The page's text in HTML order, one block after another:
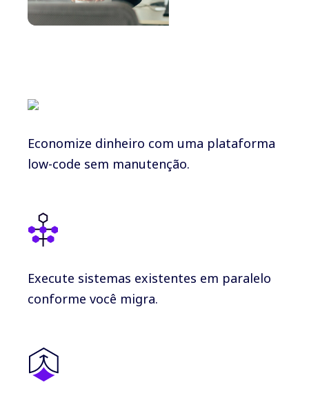
Economize dinheiro com uma plataforma
low-code sem manutenção.
Execute sistemas existentes em paralelo
conforme você migra.